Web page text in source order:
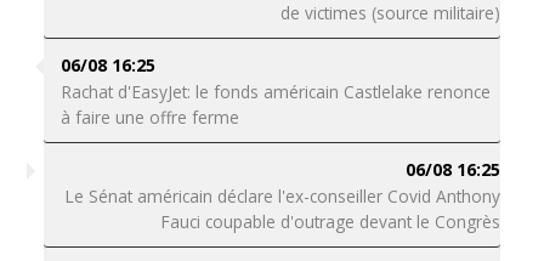
de victimes (source militaire)
06/08 16:25
Rachat d'EasyJet: le fonds américain Castlelake renonce
à faire une offre ferme
06/08 16:25
Le Sénat américain déclare l'ex-conseiller Covid Anthony
Fauci coupable d'outrage devant le Congrès